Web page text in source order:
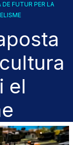
FUTUR PER LA
el